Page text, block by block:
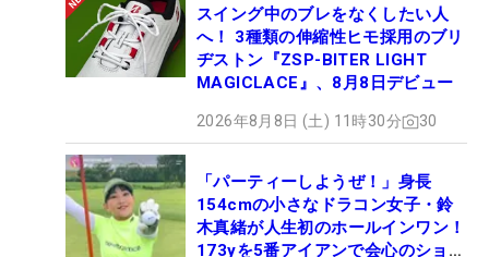
スイング中のブレをなくしたい人
へ！ 3種類の伸縮性ヒモ採用のブリ
ヂストン『ZSP-BITER LIGHT
MAGICLACE』、8月8日デビュー
2026年8月8日 (土) 11時30分 30
「パーティーしようぜ！」身長
154cmの小さなドラコン女子・鈴
木真緒が人生初のホールインワン！
173yを5番アイアンで会心のショッ